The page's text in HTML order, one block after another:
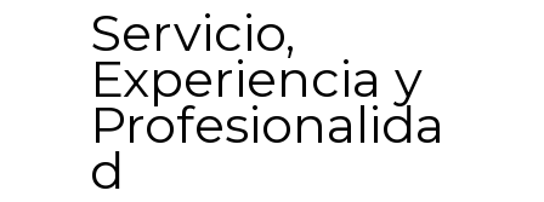
Servicio,
Experiencia y
Profesionalida
d